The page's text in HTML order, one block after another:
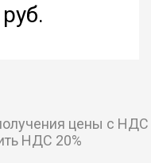
цены с НДС
НДС 20%